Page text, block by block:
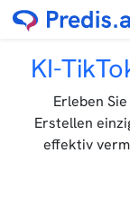
KI-
Erleben
Erstellen
effektiv